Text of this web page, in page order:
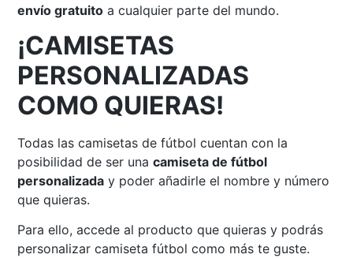
envío gratuito a cualquier parte del mundo.
¡CAMISETAS
PERSONALIZADAS
COMO QUIERAS!
Todas las camisetas de fútbol cuentan con la
posibilidad de ser unacamiseta de fútbol
personalizada y poder añadirle el nombre y número
que quieras.
Para ello, accede al producto que quieras y podrás
personalizar camiseta fútbol como más te guste.